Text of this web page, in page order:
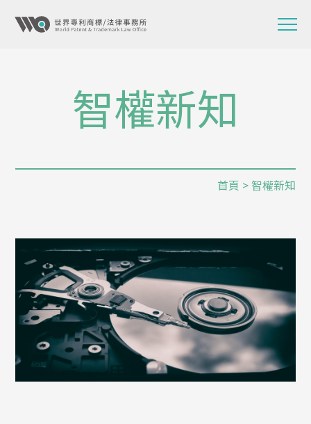
智權新知
首頁 > 智權新知